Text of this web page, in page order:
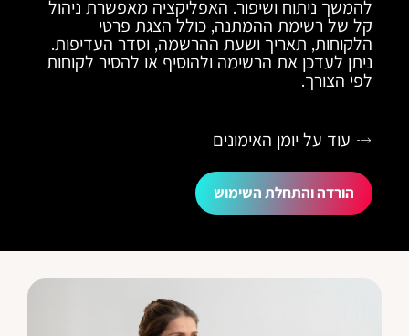
להמשך ניתוח ושיפור. האפליקציה מאפשרת ניהול
קל של רשימת ההמתנה, כולל הצגת פרטי
הלקוחות, תאריך ושעת ההרשמה, וסדר העדיפות.
ניתן לעדכן את הרשימה ולהוסיף או להסיר לקוחות
לפי הצורך.
עוד על יומן האימונים
הורדה והתחלת השימוש